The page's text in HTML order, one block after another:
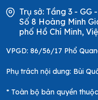
Trụ sở: Tầng 3 - GG
Số 8 Hoàng Minh
phố Hồ Chí Minh,
VPGD: 86/56/17 Phổ
Phụ trách nội dung: Bùi
* Toàn bộ bản quyền